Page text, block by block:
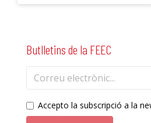
Butlletins de la FEEC
Accepto la subscripció a la